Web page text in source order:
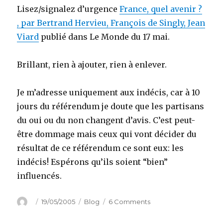
Lisez/signalez d’urgenceFrance, quel avenir ?
, par Bertrand Hervieu, François de Singly, Jean
Viard publié dans Le Monde du 17 mai.
Brillant, rien à ajouter, rien à enlever.
Je m’adresse uniquement aux indécis, car à 10
jours du référendum je doute que les partisans
du oui ou du non changent d’avis. C’est peut-
être dommage mais ceux qui vont décider du
résultat de ce référendum ce sont eux: les
indécis! Espérons qu’ils soient “bien”
influencés.
Author
Posted
19/05/2005 Categories
Blog 6 Commentson